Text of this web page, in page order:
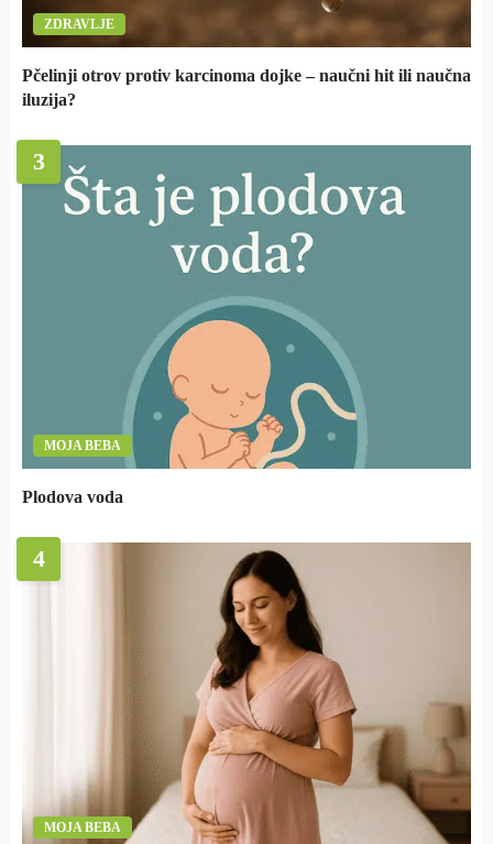
ZDRAVLJE
Pčelinji otrov protiv karcinoma dojke – naučni hit ili naučna
iluzija?
3
MOJA BEBA
Plodova voda
4
MOJA BEBA